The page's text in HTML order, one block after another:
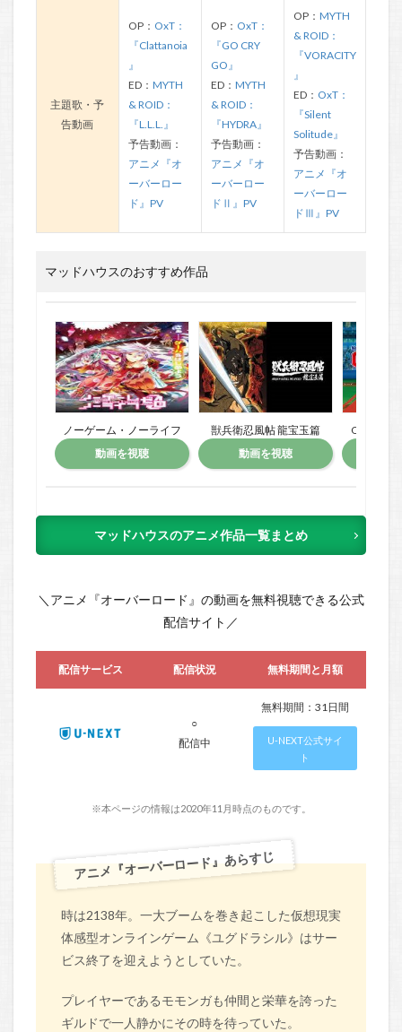
主題歌・予
告動画
OP： OxT：
『Clattanoia
』
ED： MYTH
& ROID：
『L.L.L.』
予告動画：
アニメ『オ
ーバーロー
ド』PV
OP： OxT：
『GO CRY
GO』
ED： MYTH
& ROID：
『HYDRA』
予告動画：
アニメ『オ
ーバーロー
ドⅡ』PV
OP： MYTH
& ROID：
『VORACITY
』
ED： OxT：
『Silent
Solitude』
予告動画：
アニメ『オ
ーバーロー
ドⅢ』PV
マッドハウスのおすすめ作品
ノーゲーム・ノーライフ
動画を視聴
獣兵衛忍風帖 龍宝玉篇
動画を視聴
マッドハウスのアニメ作品一覧まとめ
＼アニメ『オーバーロード』の動画を無料視聴できる公式
配信サイト／
配信サービス 配信状況 無料期間と月額
○
配信中
無料期間：31日間
U-NEXT公式サイ
ト
※本ページの情報は2020年11月時点のものです。
アニメ『オーバーロード』あらすじ
時は2138年。一大ブームを巻き起こした仮想現実
体感型オンラインゲーム《ユグドラシル》はサー
ビス終了を迎えようとしていた。
プレイヤーであるモモンガも仲間と栄華を誇った
ギルドで一人静かにその時を待っていた。